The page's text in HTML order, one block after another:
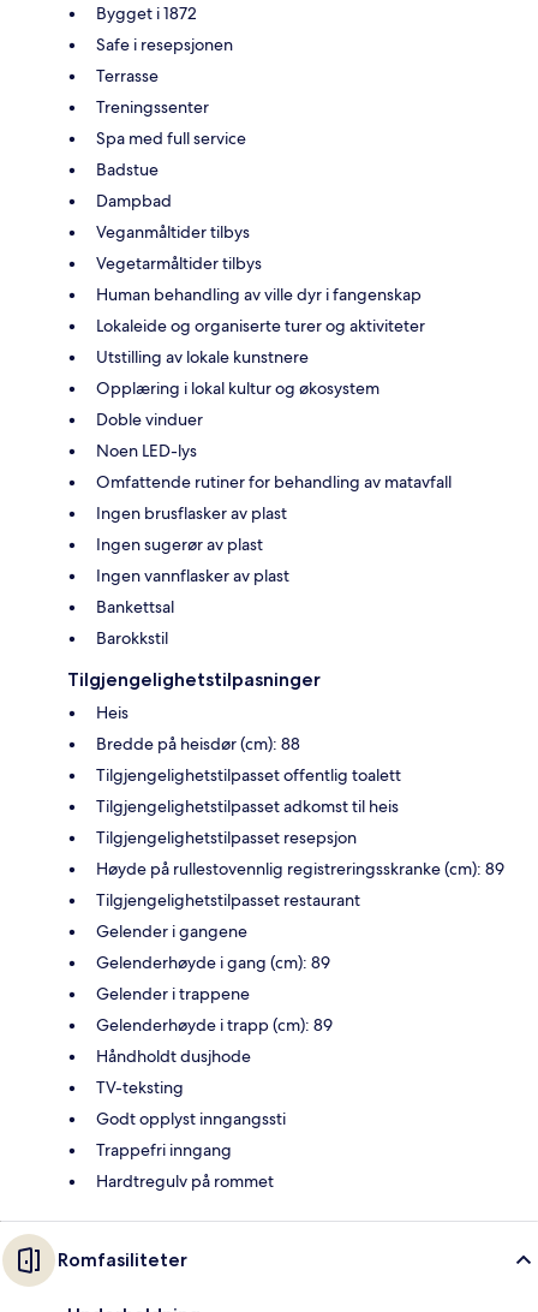
Bygget i 1872
Safe i resepsjonen
Terrasse
Treningssenter
Spa med full service
Badstue
Dampbad
Veganmåltider tilbys
Vegetarmåltider tilbys
Human behandling av ville dyr i fangenskap
Lokaleide og organiserte turer og aktiviteter
Utstilling av lokale kunstnere
Opplæring i lokal kultur og økosystem
Doble vinduer
Noen LED-lys
Omfattende rutiner for behandling av matavfall
Ingen brusflasker av plast
Ingen sugerør av plast
Ingen vannflasker av plast
Bankettsal
Barokkstil
Tilgjengelighetstilpasninger
Heis
Bredde på heisdør (cm): 88
Tilgjengelighetstilpasset offentlig toalett
Tilgjengelighetstilpasset adkomst til heis
Tilgjengelighetstilpasset resepsjon
Høyde på rullestovennlig registreringsskranke (cm): 89
Tilgjengelighetstilpasset restaurant
Gelender i gangene
Gelenderhøyde i gang (cm): 89
Gelender i trappene
Gelenderhøyde i trapp (cm): 89
Håndholdt dusjhode
TV-teksting
Godt opplyst inngangssti
Trappefri inngang
Hardtregulv på rommet
Romfasiliteter